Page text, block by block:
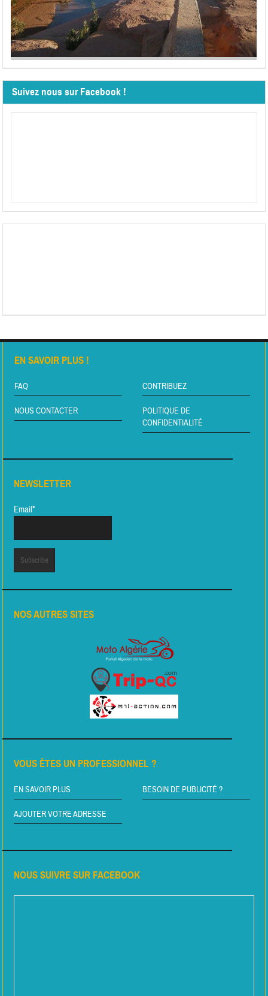
Suivez nous sur Facebook !
EN SAVOIR PLUS !
FAQ CONTRIBUEZ
NOUS CONTACTER
POLITIQUE DE
CONFIDENTIALITÉ
NEWSLETTER
Email*
NOS AUTRES SITES
VOUS ÊTES UN PROFESSIONNEL ?
EN SAVOIR PLUS BESOIN DE PUBLICITÉ ?
AJOUTER VOTRE ADRESSE
NOUS SUIVRE SUR FACEBOOK